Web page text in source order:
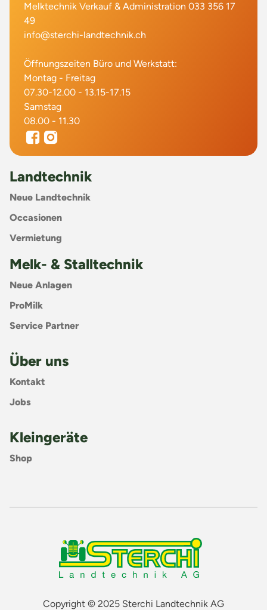
Melktechnik Verkauf & Administration 033 356 17
49
info@sterchi-landtechnik.ch
Öffnungszeiten Büro und Werkstatt:
Montag - Freitag
07.30-12.00 - 13.15-17.15
Samstag
08.00 - 11.30
Landtechnik
Neue Landtechnik
Occasionen
Vermietung
Melk- & Stalltechnik
Neue Anlagen
ProMilk
Service Partner
Über uns
Kontakt
Jobs
Kleingeräte
Shop
Copyright © 2025 Sterchi Landtechnik AG